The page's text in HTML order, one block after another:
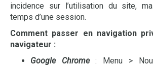
incidence sur l’utilisation du site,
temps d’une session.
Comment passer en navigation
navigateur :
Google Chrome: Menu >